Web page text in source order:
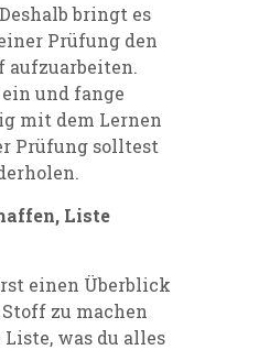
bringt es
Prüfung den
und fange
mit dem Lernen
Prüfung solltest
Liste
einen Überblick
zu machen
was du alles